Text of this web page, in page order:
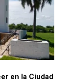
en la Ciudad